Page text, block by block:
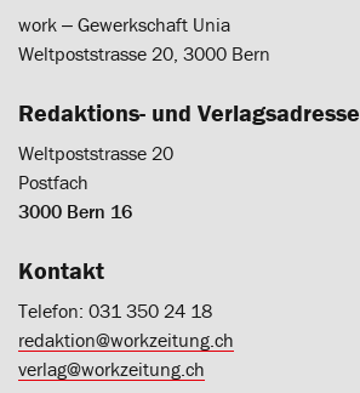
work ‒ Gewerkschaft Unia
Weltpoststrasse 20, 3000 Bern
Redaktions- und Verlagsadresse
Weltpoststrasse 20
Postfach
3000 Bern 16
Kontakt
Telefon: 031 350 24 18
redaktion@workzeitung.ch
verlag@workzeitung.ch